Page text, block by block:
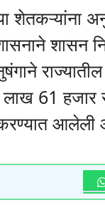
शेतकऱ्यांना
शासन
61 हजार
आलेली